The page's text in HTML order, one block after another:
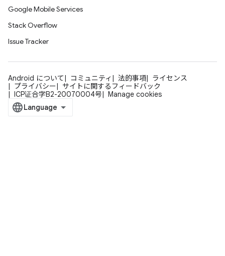
Google Mobile Services
Stack Overflow
Issue Tracker
Android について コミュニティ 法的事項
ライセンス
プライバシー
サイトに関するフィードバック
ICP证合字B2-20070004号
Manage cookies